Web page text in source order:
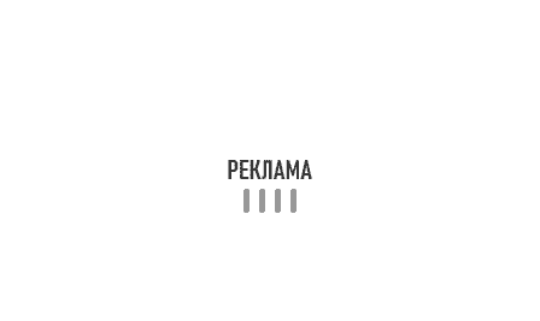
Печение из геркулеса